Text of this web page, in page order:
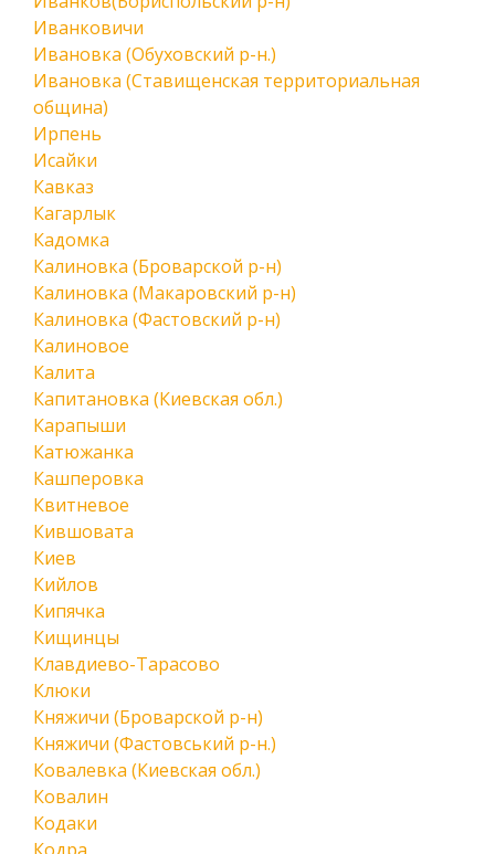
Иванковичи
Ивановка (Обуховский р-н.)
Ивановка (Ставищенская территориальная
община)
Ирпень
Исайки
Кавказ
Кагарлык
Кадомка
Калиновка (Броварской р-н)
Калиновка (Макаровский р-н)
Калиновка (Фастовский р-н)
Калиновое
Калита
Капитановка (Киевская обл.)
Карапыши
Катюжанка
Кашперовка
Квитневое
Кившовата
Киев
Кийлов
Кипячка
Кищинцы
Клавдиево-Тарасово
Клюки
Княжичи (Броварской р-н)
Княжичи (Фастовський р-н.)
Ковалевка (Киевская обл.)
Ковалин
Кодаки